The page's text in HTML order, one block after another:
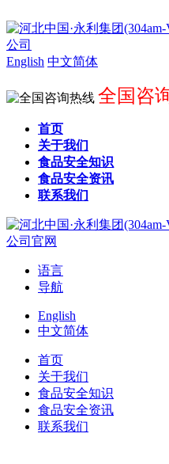
English 中文简体
全国咨
首页
关于我们
食品安全知识
食品安全资讯
联系我们
语言
导航
English
中文简体
首页
关于我们
食品安全知识
食品安全资讯
联系我们